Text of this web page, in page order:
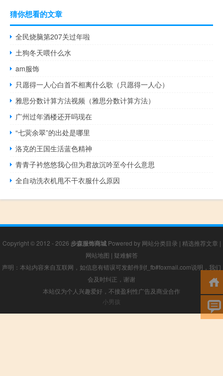
猜你想看的文章
全民烧脑第207关过年啦
土狗冬天喂什么水
am服饰
只愿得一人心白首不相离什么歌（只愿得一人心）
雅思分数计算方法视频（雅思分数计算方法）
广州过年酒楼还开吗现在
“七蓂余翠”的出处是哪里
洛克的王国生活蓝色精神
青青子衿悠悠我心但为君故沉吟至今什么意思
全自动洗衣机甩不干衣服什么原因
Copyright © 2012 - 2026 步森服饰商城Powered by 网站分类目录 | 精选推荐文章 |
网站地图 | 疑难解答
声明：本站内容来自互联网，如信息有错误可发邮件到f_fb#foxmail.com说明，我们
会及时纠正，谢谢
本站仅为个人兴趣爱好，不接盈利性广告及商业合作
小男孩